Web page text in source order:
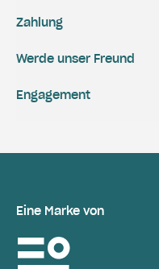
Zahlung
Engagement
Werde unser Freund
Eine Marke von